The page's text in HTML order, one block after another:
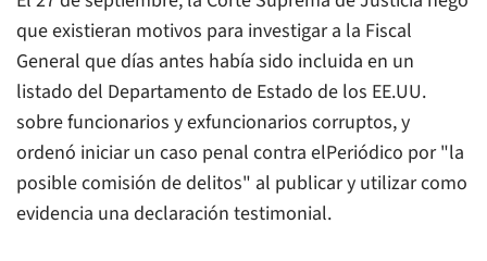
que existieran motivos para investigar a la Fiscal
General que días antes había sido incluida en un
listado del Departamento de Estado de los EE.UU.
sobre funcionarios y exfuncionarios corruptos, y
ordenó iniciar un caso penal contra elPeriódico por "la
posible comisión de delitos" al publicar y utilizar como
evidencia una declaración testimonial.